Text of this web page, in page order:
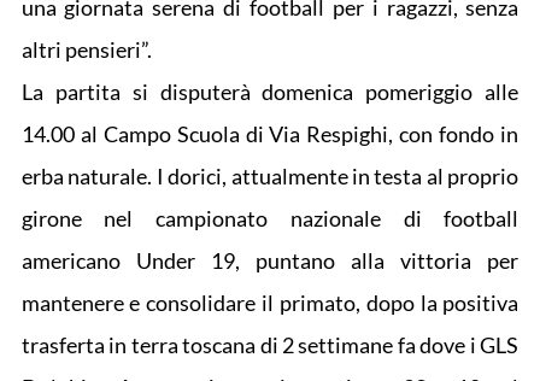
una giornata serena di football per i ragazzi, senza
altri pensieri”.
La partita si disputerà domenica pomeriggio alle
14.00 al Campo Scuola di Via Respighi, con fondo in
erba naturale. I dorici, attualmente in testa al proprio
girone nel campionato nazionale di football
americano Under 19, puntano alla vittoria per
mantenere e consolidare il primato, dopo la positiva
trasferta in terra toscana di 2 settimane fa dove i GLS